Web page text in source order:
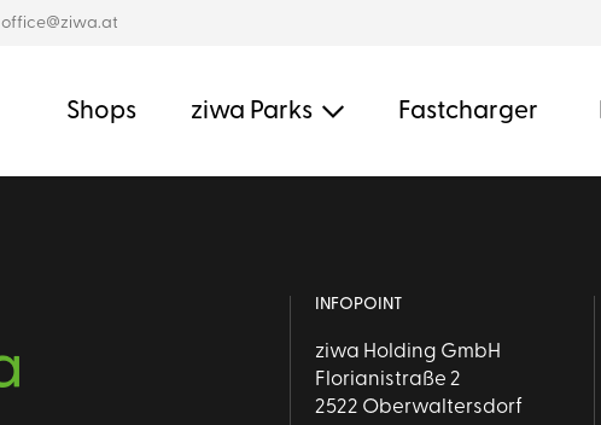
office@ziwa.at
Shops ziwa Parks Fastcharger
INFOPOINT
ziwa Holding GmbH
Florianistraße 2
2522 Oberwaltersdorf